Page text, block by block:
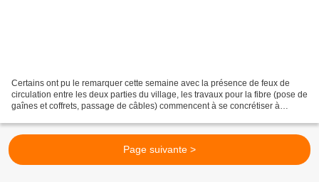
Certains ont pu le remarquer cette semaine avec la présence de feux de
circulation entre les deux parties du village, les travaux pour la fibre (pose de
gaînes et coffrets, passage de câbles) commencent à se concrétiser à
Page suivante >